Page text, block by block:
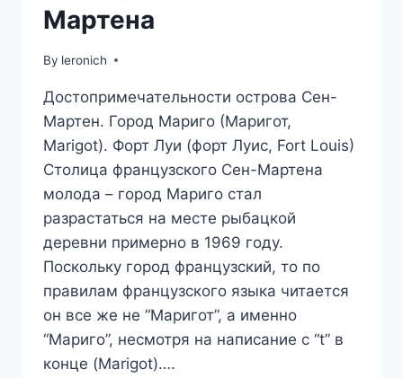
Мартена
By leronich
Достопримечательности острова Сен-
Мартен. Город Мариго (Маригот,
Marigot). Форт Луи (форт Луис, Fort Louis)
Столица французского Сен-Мартена
молода – город Мариго стал
разрастаться на месте рыбацкой
деревни примерно в 1969 году.
Поскольку город французский, то по
правилам французского языка читается
он все же не “Маригот”, а именно
“Мариго”, несмотря на написание с “t” в
конце (Marigot)….